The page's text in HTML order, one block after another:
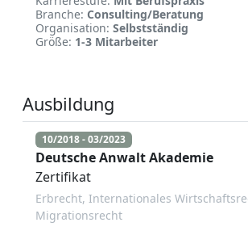
Branche: Consulting/Beratung
Organisation: Selbstständig
Größe: 1-3 Mitarbeiter
Ausbildung
10/2018 - 03/2023
Deutsche Anwalt Akademie
Zertifikat
Erbrecht, Internationales
Migrationsrecht